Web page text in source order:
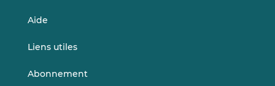
Aide
Liens utiles
Abonnement